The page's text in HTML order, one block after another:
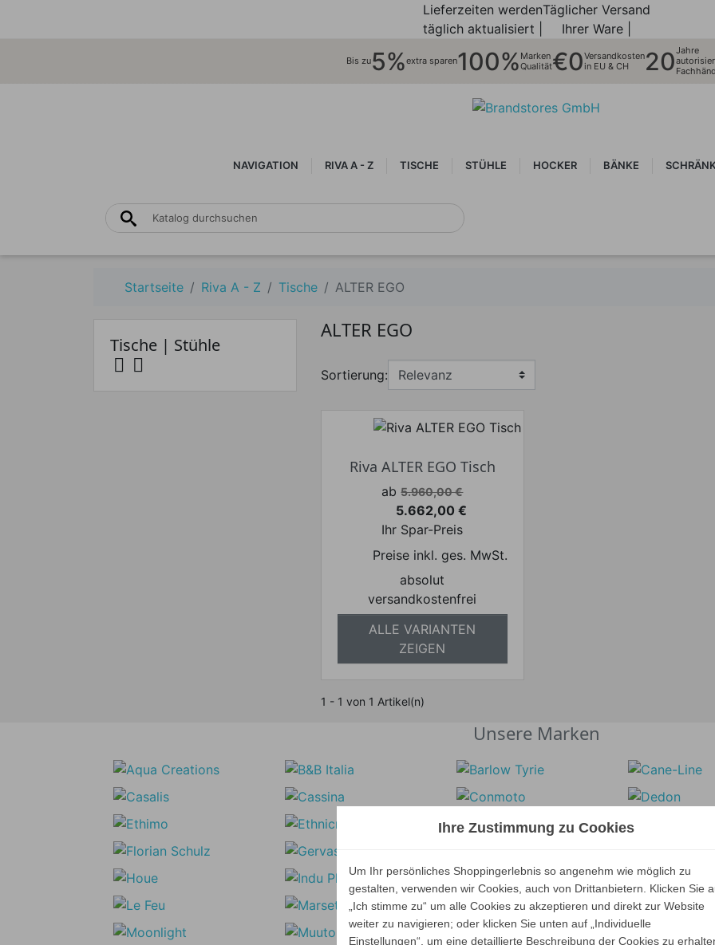
Lieferzeiten werden
täglich aktualisiert |
Täglicher Versand
Ihrer Ware |
Bis zu5%extra sparen100% Marken
Qualität€0Versandkosten
in EU & CH
20Jahre
NAVIGATION RIVA A - Z TISCHE STÜHLE HOCKER BÄNKE
Startseite Riva A - Z Tische ALTER EGO
Tische | Stühle
 
ALTER EGO
Sortierung:
Riva ALTER EGO Tisch
Verkaufspreis
ab 5.960,00 €
Preis
5.662,00 €
Ihr Spar-Preis
Preise inkl. ges. MwSt.
absolut
versandkostenfrei
ALLE VARIANTEN
ZEIGEN
1 - 1 von 1 Artikel(n)
Unsere Marken
Ihre Zustimmung zu Cookies
Um Ihr persönliches Shoppingerlebnis so angenehm wie möglich zu
gestalten, verwenden wir Cookies, auch von Drittanbietern. Klicken Sie
„Ich stimme zu“ um alle Cookies zu akzeptieren und direkt zur Website
weiter zu navigieren; oder klicken Sie unten auf „Individuelle
Einstellungen“, um eine detaillierte Beschreibung der Cookies zu